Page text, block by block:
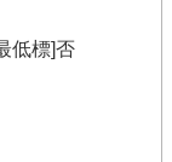
低標]否